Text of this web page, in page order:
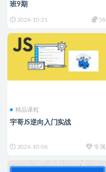
班9期
2024-10-21 58
精品课程
宇哥JS逆向入门实战
2024-10-06 专属